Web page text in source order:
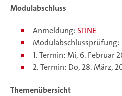
Modulabschluss
Anmeldung:STINE
Modulabschlussprüfung:
1. Termin: Mi, 6. Februar
2. Termin: Do, 28. März,
Themenübersicht